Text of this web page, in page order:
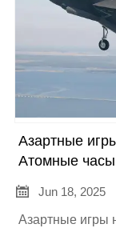
Азартные
Атомные часы

Jun 18, 2025
Азартные игры